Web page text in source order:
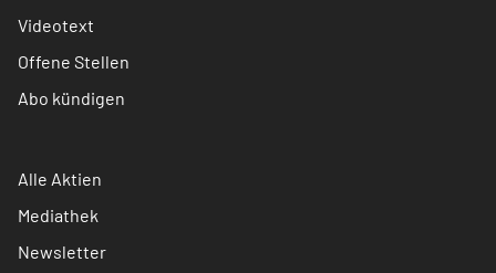
Videotext
Offene Stellen
Abo kündigen
Alle Aktien
Mediathek
Newsletter